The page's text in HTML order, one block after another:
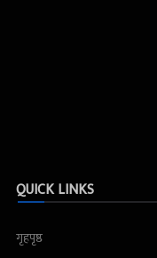
QUICK LINKS
गृहपृष्ठ